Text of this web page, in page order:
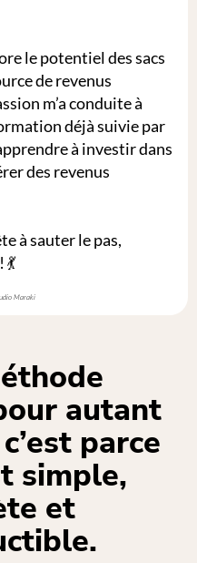
le potentiel des sacs
de revenus
m’a conduite à
déjà suivie par
à investir dans
des revenus
à sauter le pas,
Maraki
autant
parce
simple,
et